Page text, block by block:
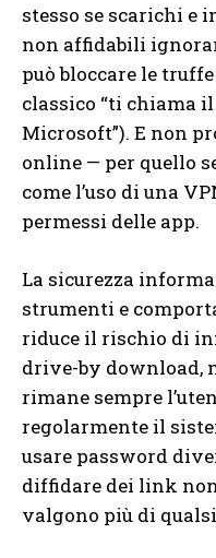
stesso se scarichi e
non affidabili
può bloccare le
classico “ti chiama
Microsoft”). E non
online — per quello
come l’uso di una
permessi delle app.
La sicurezza
strumenti e
riduce il rischio di
drive-by download,
rimane sempre
regolarmente il
usare password
diffidare dei link
valgono più di